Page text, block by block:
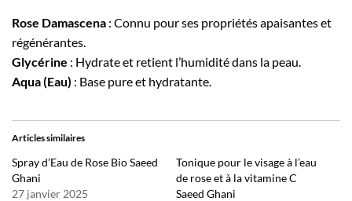
Rose Damascena : Connu pour ses propriétés apaisantes et
régénérantes.
Glycérine : Hydrate et retient l’humidité dans la peau.
Aqua (Eau) : Base pure et hydratante.
Articles similaires
Spray d’Eau de Rose Bio Saeed
Ghani
27 janvier 2025
Tonique pour le visage à l’eau
de rose et à la vitamine C
Saeed Ghani